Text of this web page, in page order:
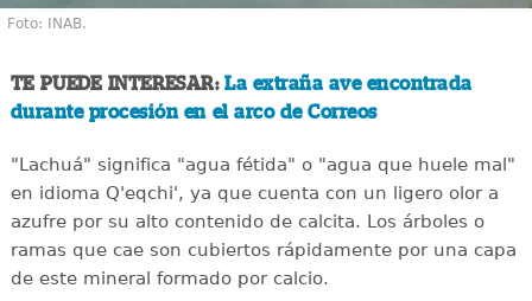
Foto: INAB.
TE PUEDE INTERESAR:La extraña ave encontrada
durante procesión en el arco de Correos
"Lachuá" significa "agua fétida" o "agua que huele mal"
en idioma Q'eqchi', ya que cuenta con un ligero olor a
azufre por su alto contenido de calcita. Los árboles o
ramas que cae son cubiertos rápidamente por una capa
de este mineral formado por calcio.